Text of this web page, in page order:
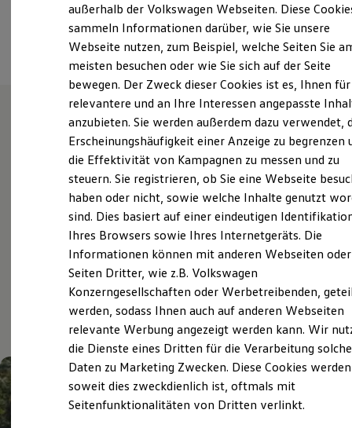
Economy Service
Räder & Reifen Service
Ersatzfahrzeuge
Notdienst und Pannenhilfe
Software, Konnektivität & Apps
California App
VW Connect für Ihren ID. Buzz
VW Connect für Ihren Transporter/Caravelle
VW Connect für Ihren Amarok
VW Connect für andere Modelle
Connect Pro
Fleet Interface Data
Multistop Pathfinder
Übersicht Software Updates
Hilfreiches für Besitzer
Fahrerassistenz- und Sicherheitssysteme
Kontrollleuchten
Kurzfahrprofile und Ölverdünnung
Batterieverordnung
XTL-Dieselkraftstoff
Ersatzteile und Betriebsflüssigkeiten
Original Zubehör und Lifestyle Produkte
myVolkswagen Business
Elektrisch & Autonom
Elektro - & Hybridfahrzeuge
Klimafreundlicher Strom
Termin vereinbaren
Unsere Leistungenim
Überblick
Service
Aktuelle Highlights
und Angebote
außerhalb der Volkswagen Webseiten. Diese
sammeln Informationen darüber, wie Sie unsere
Webseite nutzen, zum Beispiel, welche Seiten Sie
meisten besuchen oder wie Sie sich auf der Seite
bewegen. Der Zweck dieser Cookies ist es, Ihnen für
relevantere und an Ihre Interessen angepasste
anzubieten. Sie werden außerdem dazu verwendet,
Erscheinungshäufigkeit einer Anzeige zu begrenzen
die Effektivität von Kampagnen zu messen und zu
steuern. Sie registrieren, ob Sie eine Webseite
haben oder nicht, sowie welche Inhalte genutzt
sind. Dies basiert auf einer eindeutigen
Ihres Browsers sowie Ihres Internetgeräts. Die
Informationen können mit anderen Webseiten oder
Seiten Dritter, wie z.B. Volkswagen
Konzerngesellschaften oder Werbetreibenden,
werden, sodass Ihnen auch auf anderen Webseiten
relevante Werbung angezeigt werden kann. Wir
die Dienste eines Dritten für die Verarbeitung
Daten zu Marketing Zwecken. Diese Cookies
soweit dies zweckdienlich ist, oftmals mit
Seitenfunktionalitäten von Dritten verlinkt.